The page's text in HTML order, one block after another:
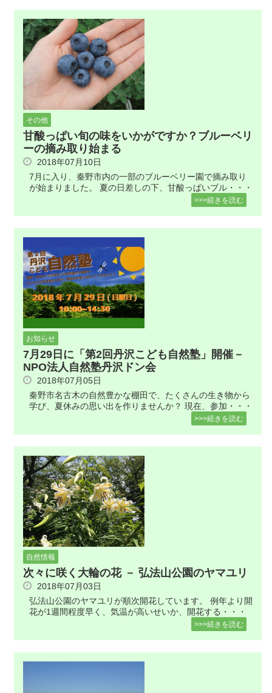
その他
甘酸っぱい旬の味をいかがですか？ブルーベリ
ーの摘み取り始まる
2018年07月10日
7月に入り、秦野市内の一部のブルーベリー園で摘み取り
が始まりました。 夏の日差しの下、甘酸っぱいブル・・・
>>>続きを読む
お知らせ
7月29日に「第2回丹沢こども自然塾」開催－
NPO法人自然塾丹沢ドン会
2018年07月05日
秦野市名古木の自然豊かな棚田で、たくさんの生き物から
学び、夏休みの思い出を作りませんか？ 現在、参加・・・
>>>続きを読む
自然情報
次々に咲く大輪の花 － 弘法山公園のヤマユリ
2018年07月03日
弘法山公園のヤマユリが順次開花しています。 例年より開
花が1週間程度早く、気温が高いせいか、開花する・・・
>>>続きを読む